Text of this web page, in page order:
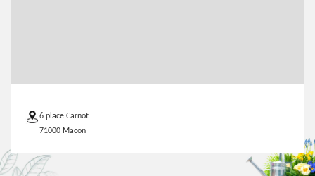
6 place Carnot
71000 Macon